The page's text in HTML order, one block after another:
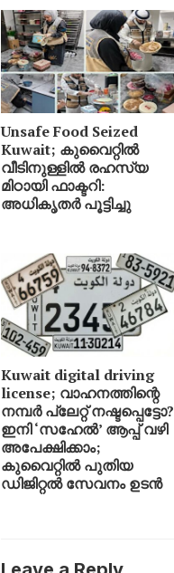
Unsafe Food Seized
Kuwait; കുവൈറ്റിൽ
വീടിനുള്ളിൽ രഹസ്യ
മിഠായി ഫാക്ടറി:
അധികൃതർ പൂട്ടിച്ചു
Kuwait digital driving
license; വാഹനത്തിന്റെ
നമ്പര്‍ പ്ലേറ്റ് നഷ്ടപ്പെട്ടോ?
ഇനി ‘സഹേൽ’ ആപ്പ് വഴി
അപേക്ഷിക്കാം;
കുവൈറ്റിൽ പുതിയ
ഡിജിറ്റൽ സേവനം ഉടൻ